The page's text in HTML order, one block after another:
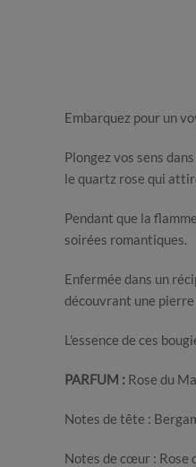
Embarquez pour un
Plongez vos sens
le quartz rose qui
Pendant que la
soirées romantiques.
Enfermée dans un
découvrant une
L'essence de ces
PARFUM : Rose du
Notes de tête :
Notes de cœur : Rose